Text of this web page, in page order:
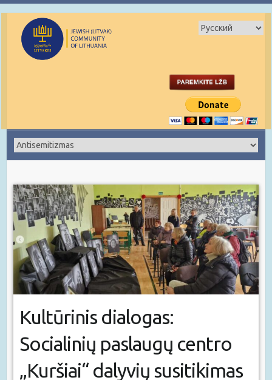
Kultūrinis dialogas:
Socialinių paslaugų centro
„Kuršiai“ dalyvių susitikimas